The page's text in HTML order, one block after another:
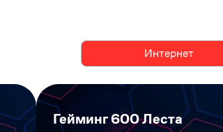
Интернет
Гейминг 600 Леста